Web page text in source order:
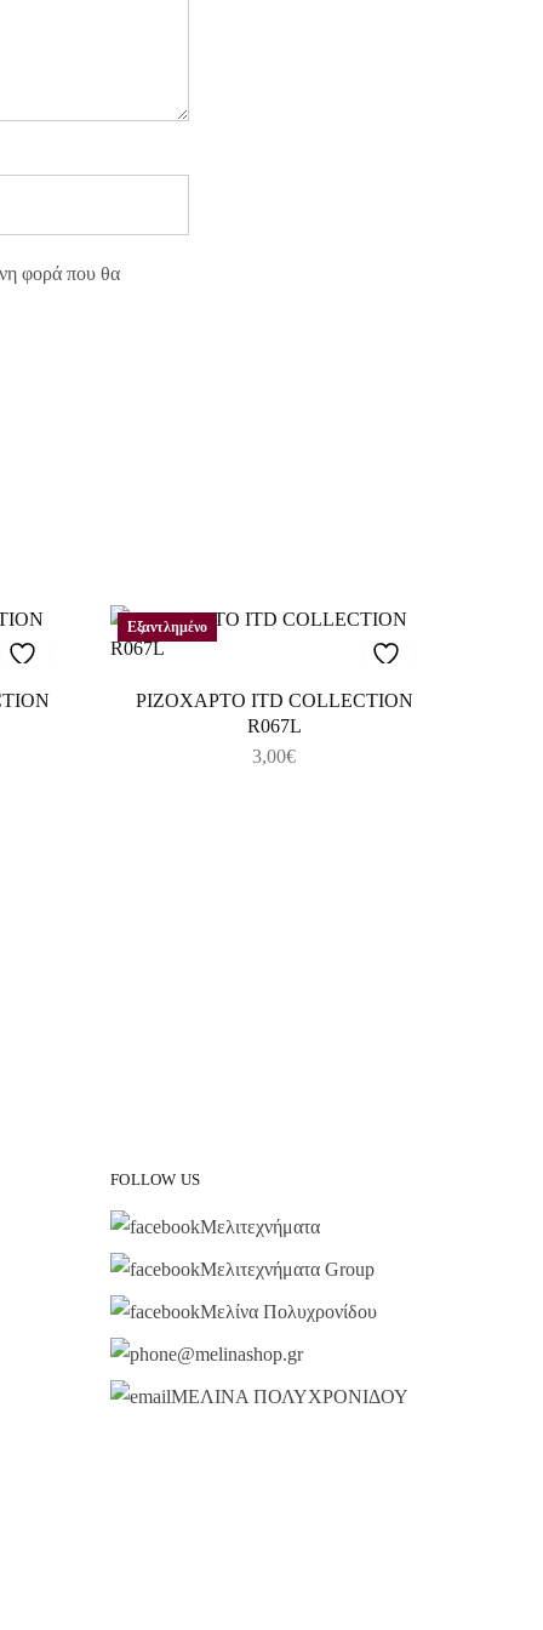
φορά που θα
Εξαντλημένο
ΡΙΖΟΧΑΡΤΟ ITD COLLECTION
R067L
3,00€
FOLLOW US
Μελιτεχνήματα
Μελιτεχνήματα Group
Μελίνα Πολυχρονίδου
@melinashop.gr
ΜΕΛΙΝΑ ΠΟΛΥΧΡΟΝΙΔΟΥ